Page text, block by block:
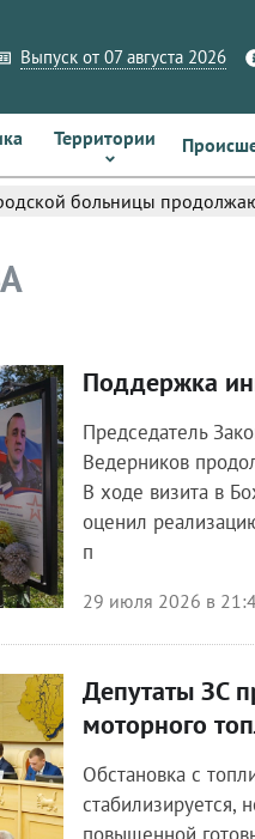
Выпуск от 07 августа 2026
Территории
больницы
Поддержка
Председатель
Ведерников
В ходе визита в
оценил
п
29 июля 2026 в
Депутаты ЗС
моторного
Обстановка с
стабилизируется,